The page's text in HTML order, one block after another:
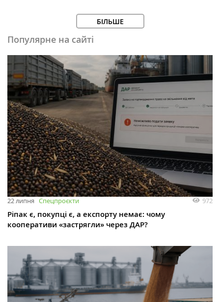
БІЛЬШЕ
Популярне на сайті
22 липня Спецпроєкти 972
Ріпак є, покупці є, а експорту немає: чому
кооперативи «застрягли» через ДАР?